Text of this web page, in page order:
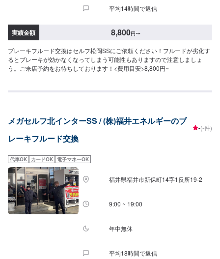
平均14時間で返信
実績金額 8,800円〜
ブレーキフルード交換はセルフ松岡SSにご依頼ください！フルードが劣化す
るとブレーキが効かなくなってしまう可能性もありますので注意しましょ
う。ご来店予約をお待ちしております！<費用目安>8,800円~
メガセルフ北インターSS / (株)福井エネルギーのブ
レーキフルード交換
-(-件)
代車OK カードOK 電子マネーOK
福井県福井市新保町14字1反所19-2
9:00 ~ 19:00
年中無休
平均18時間で返信